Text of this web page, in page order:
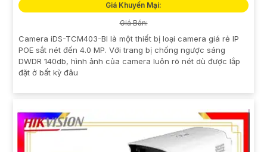
Giá Khuyến Mại:
Giá Bán:
Camera iDS-TCM403-BI là một thiết bị loại camera giá rẻ IP
POE sắt nét đến 4.0 MP. Với trang bị chống ngược sáng
DWDR 140db, hình ảnh của camera luôn rõ nét dù được lắp
đặt ở bất kỳ đâu